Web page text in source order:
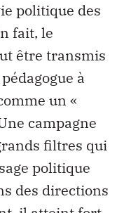
politique des
fait, le
être transmis
à
un «
campagne
filtres qui
politique
des directions